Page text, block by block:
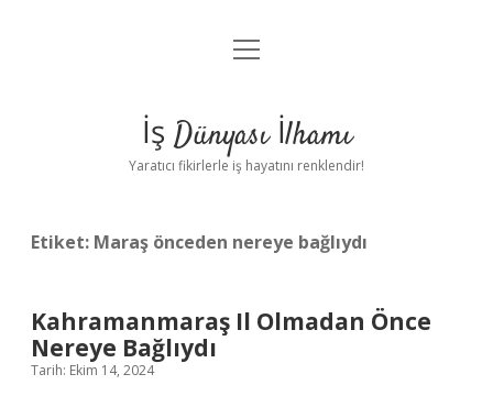
Anasayfa
Yasal Uyarı
menüyü
İş Dünyası İlhamı
Yaratıcı fikirlerle iş hayatını renklendir!
Etiket: Maraş önceden nereye bağlıydı
Kahramanmaraş Il Olmadan Önce
Nereye Bağlıydı
Tarih: Ekim 14, 2024